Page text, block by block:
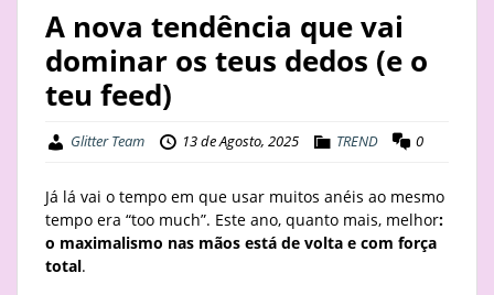
A nova tendência que vai
dominar os teus dedos (e o
teu feed)
Glitter Team 13 de Agosto, 2025 TREND 0
Já lá vai o tempo em que usar muitos anéis ao mesmo
tempo era “too much”. Este ano, quanto mais, melhor:
o maximalismo nas mãos está de volta e com força
total.
BUSINESS
ABOUT